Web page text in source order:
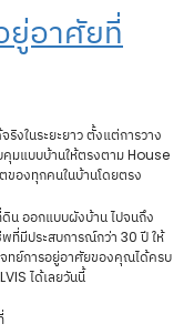
ยู่อาศัยที่
งในระยะยาว ตั้งแต่การวาง
มแบบบ้านให้ตรงตาม House
องทุกคนในบ้านโดยตรง
น ออกแบบผังบ้าน ไปจนถึง
ที่มีประสบการณ์กว่า 30 ปี ให้
ทย์การอยู่อาศัยของคุณได้ครบ
ได้เลยวันนี้